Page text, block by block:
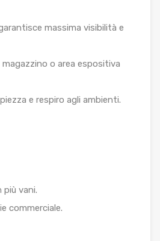
massima visibilità e
o area espositiva
e respiro agli ambienti.
vani.
commerciale.